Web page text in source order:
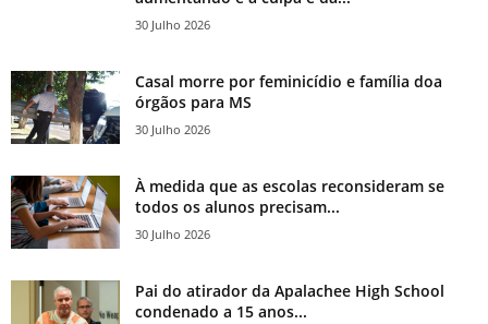
30 Julho 2026
Casal morre por feminicídio e família doa
órgãos para MS
30 Julho 2026
À medida que as escolas reconsideram se
todos os alunos precisam...
30 Julho 2026
Pai do atirador da Apalachee High School
condenado a 15 anos...